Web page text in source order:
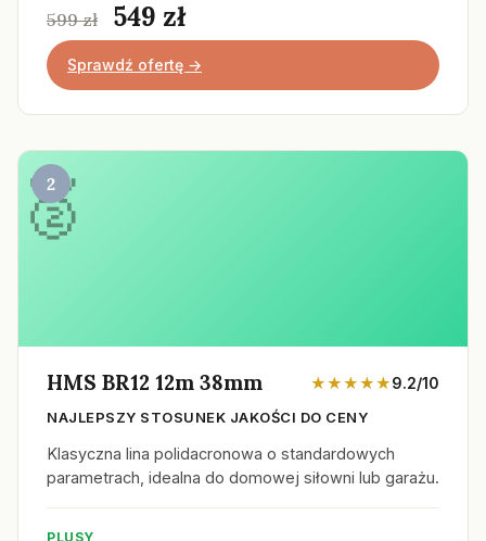
599 zł 549 zł
Sprawdź ofertę →
2
HMS BR12 12m 38mm ★★★★★9.2/10
NAJLEPSZY STOSUNEK JAKOŚCI DO CENY
Klasyczna lina polidacronowa o standardowych
parametrach, idealna do domowej siłowni lub garażu.
PLUSY